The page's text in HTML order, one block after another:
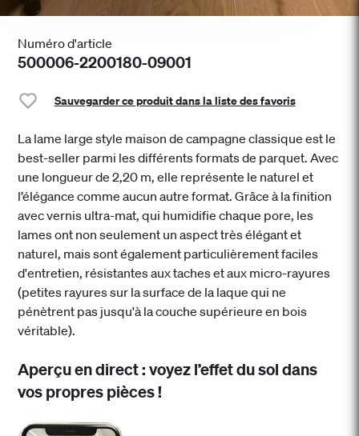
Numéro d'article
500006-2200180-09001
Sauvegarder ce produit dans la liste des favoris
La lame large style maison de campagne classique est le
best-seller parmi les différents formats de parquet. Avec
une longueur de 2,20 m, elle représente le naturel et
l’élégance comme aucun autre format. Grâce à la finition
avec vernis ultra-mat, qui humidifie chaque pore, les
lames ont non seulement un aspect très élégant et
naturel, mais sont également particulièrement faciles
d'entretien, résistantes aux taches et aux micro-rayures
(petites rayures sur la surface de la laque qui ne
pénètrent pas jusqu'à la couche supérieure en bois
véritable).
Aperçu en direct : voyez l’effet du sol dans
vos propres pièces !